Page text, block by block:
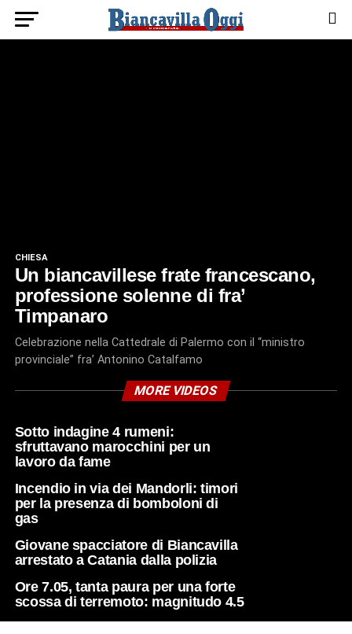
CHIESA
Un biancavillese frate francescano,
professione solenne di fra’
Timpanaro
Celebrazione nella Cattedrale di Palermo con il “ministro
provinciale” fra’ Antonino Catalfamo
MORE VIDEOS
Sotto indagine 4 rumeni:
sfruttavano marocchini per un
lavoro da fame
Incendio in via dei Mandorli: timori
per la presenza di bomboloni di
gas
Giovane spacciatore di Biancavilla
arrestato a Catania dalla polizia
Ore 7.05, tanta paura per una forte
scossa di terremoto: magnitudo 4.5